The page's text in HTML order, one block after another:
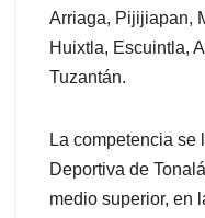
Arriaga, Pijijiapan,
Huixtla, Escuintla,
Tuzantán.
La competencia se
Deportiva de
medio superior, en